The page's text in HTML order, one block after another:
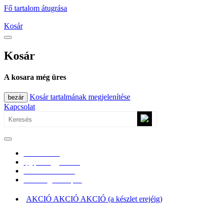
Fő tartalom átugrása
Kosár
Kosár
A kosara még üres
bezár
Kosár tartalmának megjelenítése
Kapcsolat
AKCIÓ AKCIÓ AKCIÓ (a készlet erejéig)